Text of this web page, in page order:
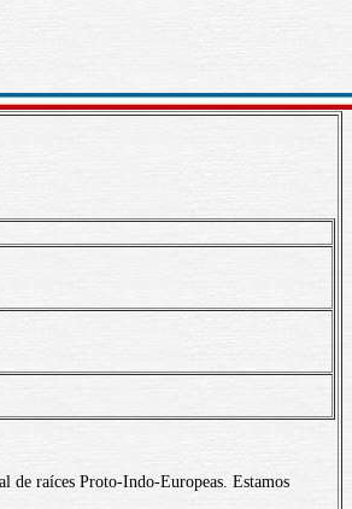
de raíces Proto-Indo-Europeas. Estamos